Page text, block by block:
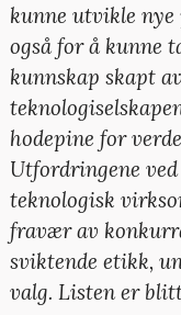
kunne utvikle nye
også for å kunne
kunnskap skapt
hodepine for
Utfordringene
teknologisk
fravær av
sviktende etikk,
valg. Listen er